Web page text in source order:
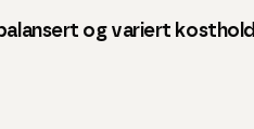
og variert kosthold